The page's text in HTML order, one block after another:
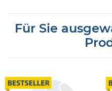
Für Sie